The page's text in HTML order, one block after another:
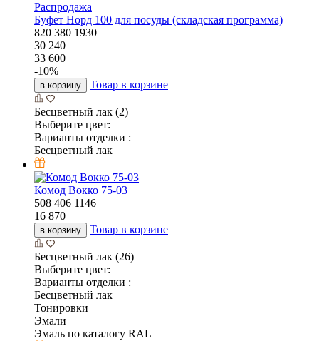
Распродажа
Буфет Норд 100 для посуды (складская программа)
820 380 1930
30 240
33 600
-10%
в корзину Товар в корзине
Бесцветный лак (2)
Выберите цвет:
Варианты отделки :
Бесцветный лак
Комод Вокко 75-03
508 406 1146
16 870
в корзину Товар в корзине
Бесцветный лак (26)
Выберите цвет:
Варианты отделки :
Бесцветный лак
Тонировки
Эмали
Эмаль по каталогу RAL